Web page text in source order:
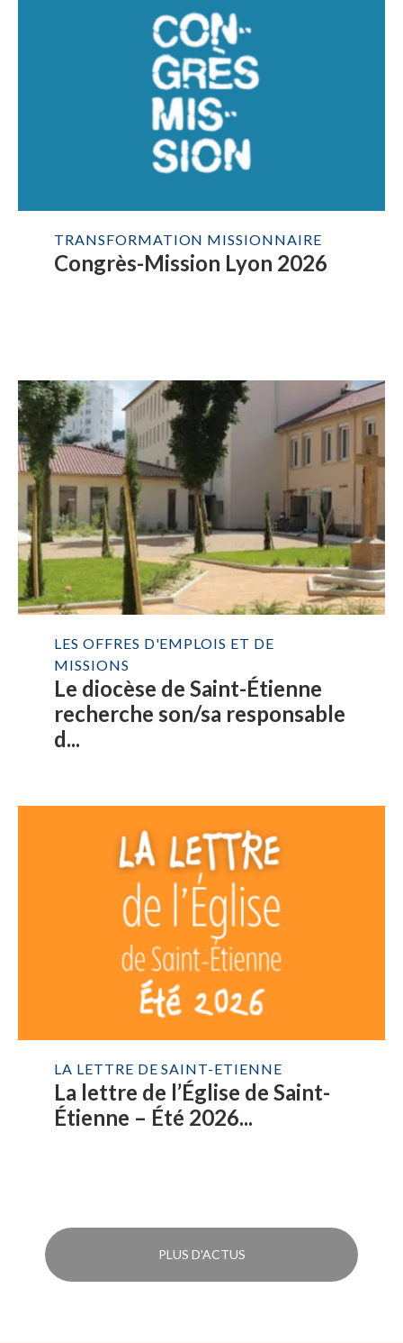
TRANSFORMATION MISSIONNAIRE
Congrès-Mission Lyon 2026
LES OFFRES D'EMPLOIS ET DE
MISSIONS
Le diocèse de Saint-Étienne
recherche son/sa responsable
d...
LA LETTRE DE SAINT-ETIENNE
La lettre de l’Église de Saint-
Étienne – Été 2026...
PLUS D'ACTUS